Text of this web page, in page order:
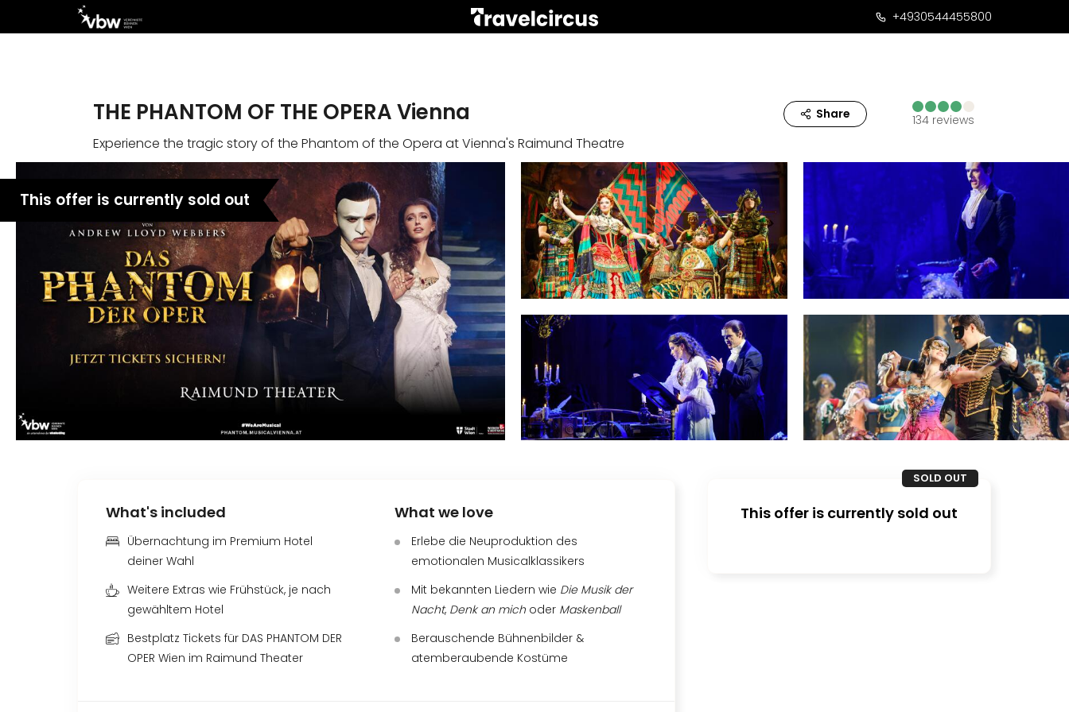
+4930544455800
THE PHANTOM OF THE OPERA Vienna Share 134 reviews
Experience the tragic story of the Phantom of the Opera at Vienna's Raimund Theatre
This offer is currently sold out
SOLD OUT
This offer is currently sold out
What's included
Übernachtung im Premium Hotel
deiner Wahl
Weitere Extras wie Frühstück, je nach
gewähltem Hotel
Bestplatz Tickets für DAS PHANTOM DER
OPER Wien im Raimund Theater
What we love
Erlebe die Neuproduktion des
emotionalen Musicalklassikers
Mit bekannten Liedern wie Die Musik der
Nacht, Denk an mich oder Maskenball
Berauschende Bühnenbilder &
atemberaubende Kostüme